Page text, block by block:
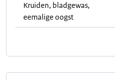
Kruiden, bladgewas,
eemalige oogst